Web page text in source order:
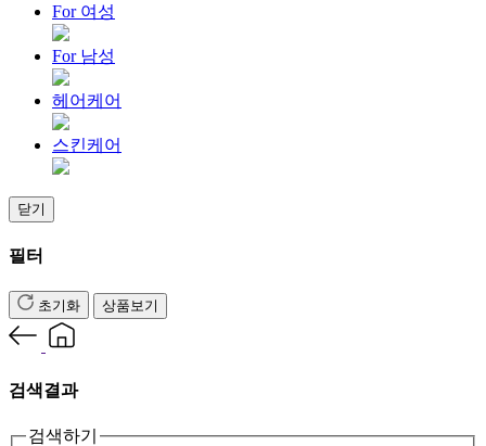
For 여성
For 남성
헤어케어
스킨케어
닫기
필터
초기화 상품보기
검색결과
검색하기